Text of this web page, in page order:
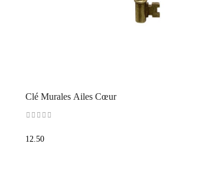
Clé Murales Ailes Cœur
12.50